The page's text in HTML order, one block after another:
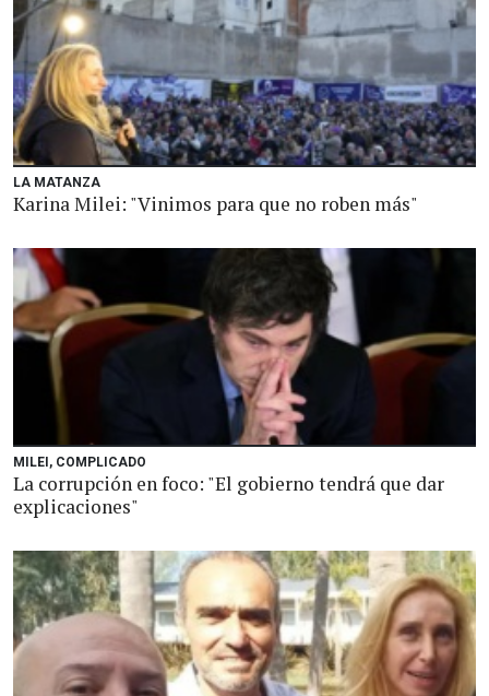
LA MATANZA
Karina Milei: "Vinimos para que no roben más"
MILEI, COMPLICADO
La corrupción en foco: "El gobierno tendrá que dar
explicaciones"